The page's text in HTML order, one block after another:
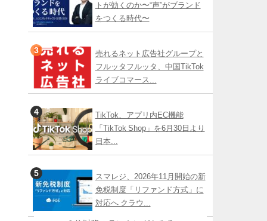
トが効くのか〜“声”がブランド
をつくる時代〜
売れるネット広告社グループと
フルッタフルッタ、中国TikTok
ライブコマース...
TikTok、アプリ内EC機能
「TikTok Shop」を6月30日より
日本...
スマレジ、2026年11月開始の新
免税制度「リファンド方式」に
対応へ クラウ...